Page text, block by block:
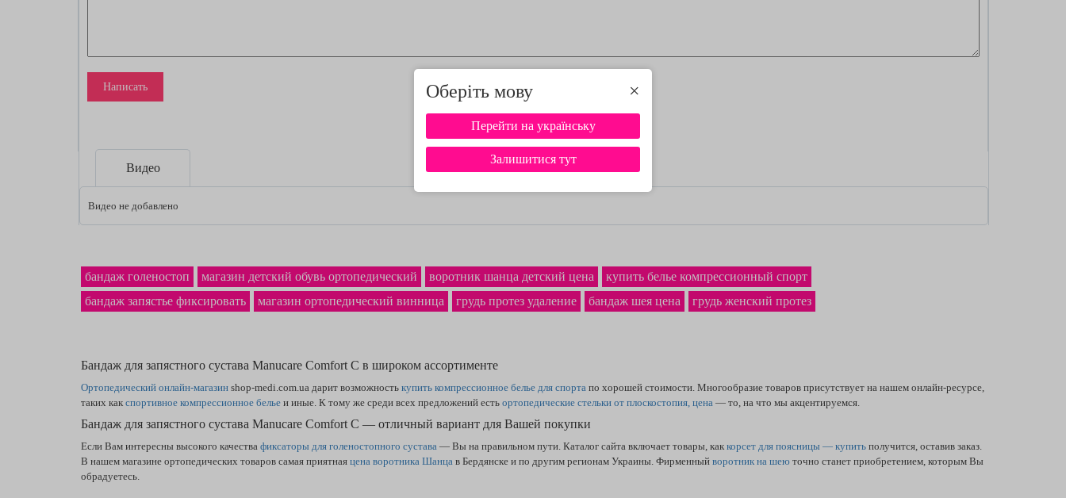
Оберіть мову ×
Перейти на українську
Залишитися тут
Написать
Видео
Видео не добавлено
бандаж голеностоп магазин детский обувь ортопедический воротник шанца детский цена
купить белье компрессионный спорт
бандаж запястье фиксировать
магазин ортопедический винница грудь протез удаление бандаж шея цена грудь женский протез
Бандаж для запястного сустава Manucare Comfort C в широком ассортименте
Ортопедический онлайн-магазин shop-medi.com.ua дарит возможность купить компрессионное белье для спорта по хорошей стоимости. Многообразие товаров присутствует на нашем онлайн-ресурсе,
таких как спортивное компрессионное белье и иные. К тому же среди всех предложений есть ортопедические стельки от плоскостопия, цена — то, на что мы акцентируемся.
Бандаж для запястного сустава Manucare Comfort C — отличный вариант для Вашей покупки
Если Вам интересны высокого качества фиксаторы для голеностопного сустава — Вы на правильном пути. Каталог сайта включает товары, как корсет для поясницы — купить получится, оставив заказ.
В нашем магазине ортопедических товаров самая приятная цена воротника Шанца в Бердянске и по другим регионам Украины. Фирменный воротник на шею точно станет приобретением, которым Вы
обрадуетесь.